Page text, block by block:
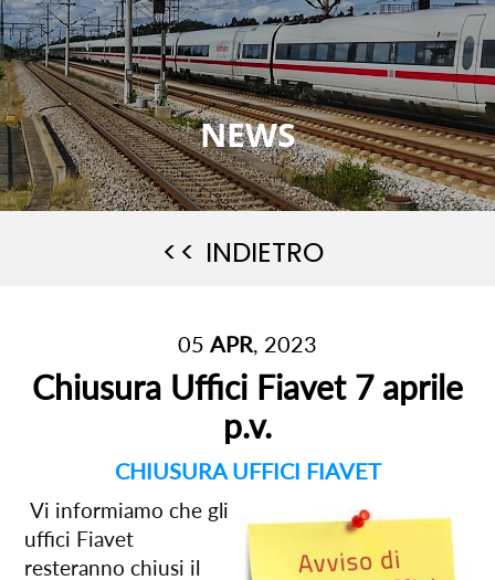
NEWS
<< INDIETRO
05 APR, 2023
Chiusura Uffici Fiavet 7 aprile
p.v.
CHIUSURA UFFICI FIAVET
Vi informiamo che gli
uffici Fiavet
resteranno chiusi il